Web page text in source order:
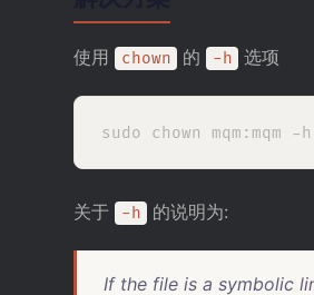
使用 chown 的 -h 选项
关于 -h 的说明为:
If the file is a symbolic